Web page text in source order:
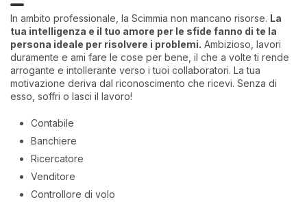
In ambito professionale, la Scimmia non mancano risorse. La
tua intelligenza e il tuo amore per le sfide fanno di te la
persona ideale per risolvere i problemi. Ambizioso, lavori
duramente e ami fare le cose per bene, il che a volte ti rende
arrogante e intollerante verso i tuoi collaboratori. La tua
motivazione deriva dal riconoscimento che ricevi. Senza di
esso, soffri o lasci il lavoro!
Contabile
Banchiere
Ricercatore
Venditore
Controllore di volo